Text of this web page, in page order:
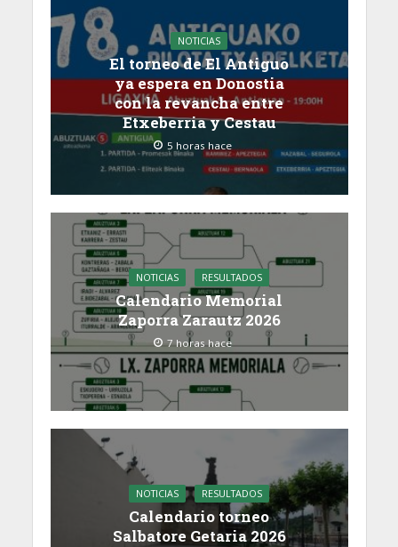
NOTICIAS
El torneo de El Antiguo
ya espera en Donostia
con la revancha entre
Etxeberria y Cestau
5 horas hace
NOTICIAS RESULTADOS
Calendario Memorial
Zaporra Zarautz 2026
7 horas hace
NOTICIAS RESULTADOS
Calendario torneo
Salbatore Getaria 2026